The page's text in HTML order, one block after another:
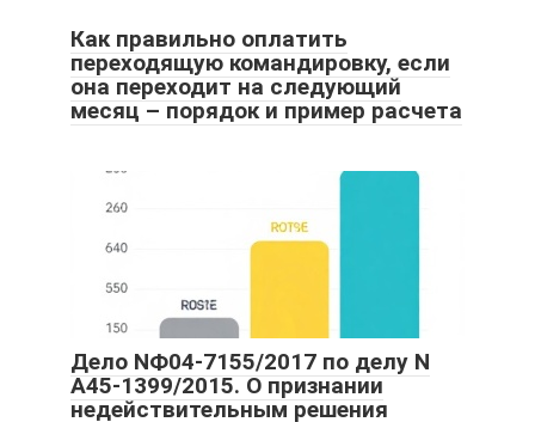
Как правильно оплатить
переходящую командировку, если
она переходит на следующий
месяц – порядок и пример расчета
Дело NФ04-7155/2017 по делу N
А45-1399/2015. О признании
недействительным решения